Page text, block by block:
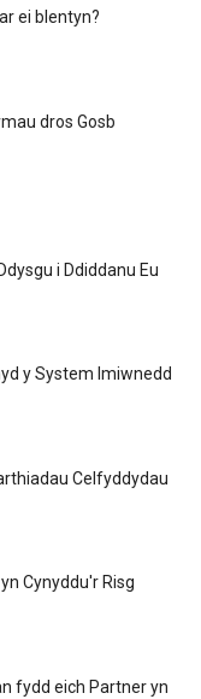
ei blentyn?
dros Gosb
i Ddiddanu Eu
y System Imiwnedd
Celfyddydau
Cynyddu'r Risg
fydd eich Partner yn